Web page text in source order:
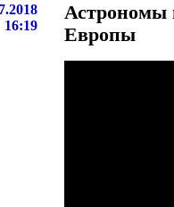
16:19
Астрономы
Европы